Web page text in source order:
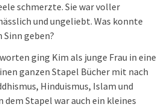
schmerzte. Sie war voller
und ungeliebt. Was konnte
geben?
ging Kim als junge Frau in eine
ganzen Stapel Bücher mit nach
Hinduismus, Islam und
dem Stapel war auch ein kleines